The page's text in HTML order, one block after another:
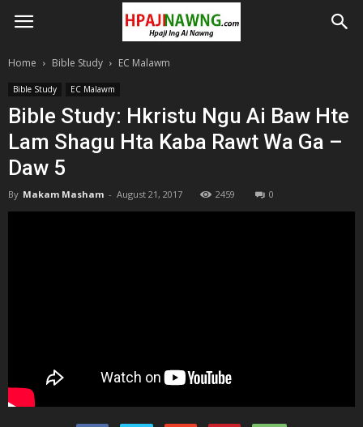
Home Bible Study EC Malawm
Bible Study EC Malawm
Bible Study: Hkristu Ngu Ai Baw Hte
Lam Shagu Hta Kaba Rawt Wa Ga –
Daw 5
By Makam Masham - August 21, 2017 2459 0